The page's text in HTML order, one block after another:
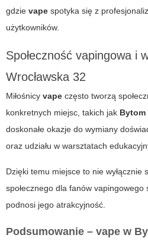
gdzie vape spotyka się z
użytkowników.
Społeczność vapingowa i
Wrocławska 32
Miłośnicy vape często tworzą
konkretnych miejsc, takich jak Bytom
doskonałe okazje do wymiany
oraz udziału w warsztatach
Dzięki temu miejsce to nie wyłącznie
społecznego dla fanów
podnosi jego atrakcyjność.
Podsumowanie – vape w